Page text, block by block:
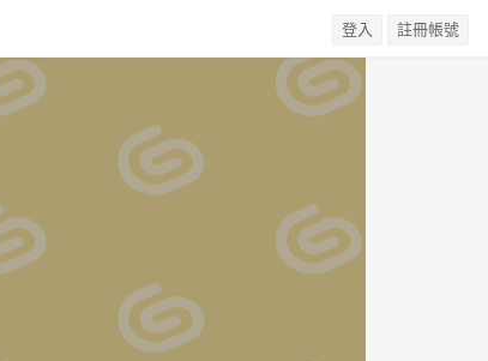
登入 註冊帳號